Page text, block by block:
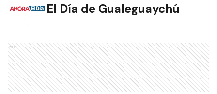
El Día de Gualeguaychú
Ads